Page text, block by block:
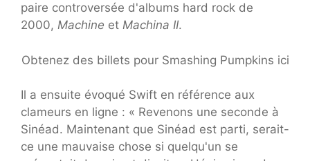
paire controversée d'albums hard rock de
2000, Machine et Machina II.
Obtenez des billets pour Smashing Pumpkins ici
Il a ensuite évoqué Swift en référence aux
clameurs en ligne : « Revenons une seconde à
Sinéad. Maintenant que Sinéad est parti, serait-
ce une mauvaise chose si quelqu'un se